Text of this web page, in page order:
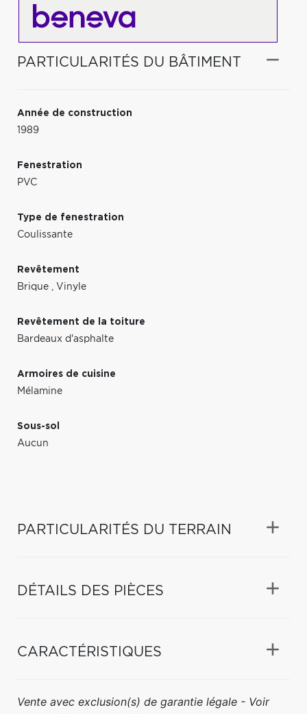
PARTICULARITÉS DU BÂTIMENT
Année de construction
1989
Fenestration
PVC
Type de fenestration
Coulissante
Revêtement
Brique , Vinyle
Revêtement de la toiture
Bardeaux d'asphalte
Armoires de cuisine
Mélamine
Sous-sol
Aucun
PARTICULARITÉS DU TERRAIN
DÉTAILS DES PIÈCES
CARACTÉRISTIQUES
Vente avec exclusion(s) de garantie légale - Voir